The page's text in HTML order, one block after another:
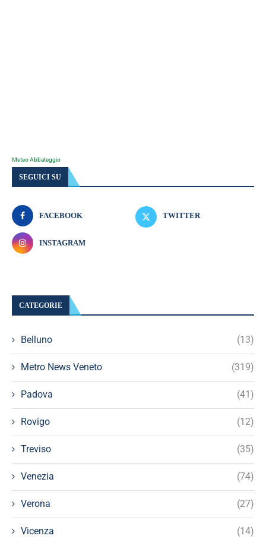
Meteo Abbateggio
SEGUICI SU
FACEBOOK TWITTER
INSTAGRAM
CATEGORIE
Belluno (13)
Metro News Veneto (319)
Padova (41)
Rovigo (12)
Treviso (35)
Venezia (74)
Verona (27)
Vicenza (14)